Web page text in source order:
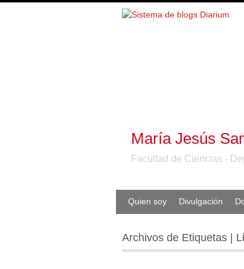
María Jesús
Facultad de Ciencias -
Quien soy Divulgación
Archivos de Etiquetas |